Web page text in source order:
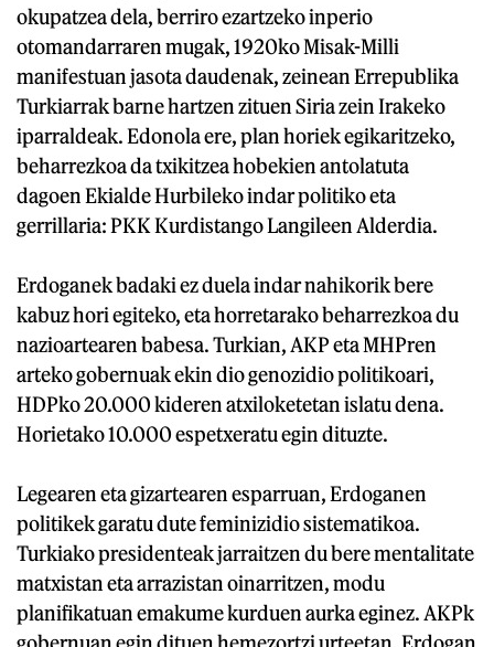
okupatzea dela, berriro ezartzeko inperio
otomandarraren mugak, 1920ko Misak-Milli
manifestuan jasota daudenak, zeinean Errepublika
Turkiarrak barne hartzen zituen Siria zein Irakeko
iparraldeak. Edonola ere, plan horiek egikaritzeko,
beharrezkoa da txikitzea hobekien antolatuta
dagoen Ekialde Hurbileko indar politiko eta
gerrillaria: PKK Kurdistango Langileen Alderdia.
Erdoganek badaki ez duela indar nahikorik bere
kabuz hori egiteko, eta horretarako beharrezkoa du
nazioartearen babesa. Turkian, AKP eta MHPren
arteko gobernuak ekin dio genozidio politikoari,
HDPko 20.000 kideren atxiloketetan islatu dena.
Horietako 10.000 espetxeratu egin dituzte.
Legearen eta gizartearen esparruan, Erdoganen
politikek garatu dute feminizidio sistematikoa.
Turkiako presidenteak jarraitzen du bere mentalitate
matxistan eta arrazistan oinarritzen, modu
planifikatuan emakume kurduen aurka eginez. AKPk